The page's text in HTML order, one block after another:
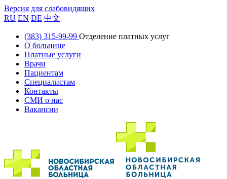
Версия для слабовидящих
RU EN DE 中文
(383) 315-99-99 Отделение платных услуг
О больнице
Платные услуги
Врачи
Пациентам
Специалистам
Контакты
СМИ о нас
Вакансии